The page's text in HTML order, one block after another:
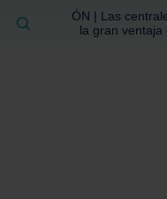
ÓN | Las
la gran ventaja
BUSCAR